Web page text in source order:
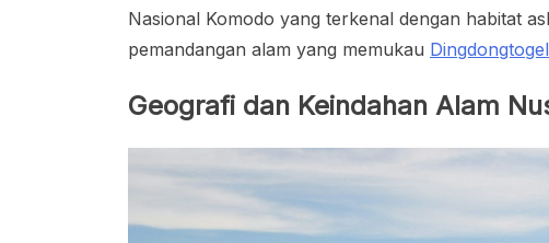
Nasional Komodo yang terkenal dengan habitat
pemandangan alam yang memukau Dingdongtogel
Geografi dan Keindahan Alam